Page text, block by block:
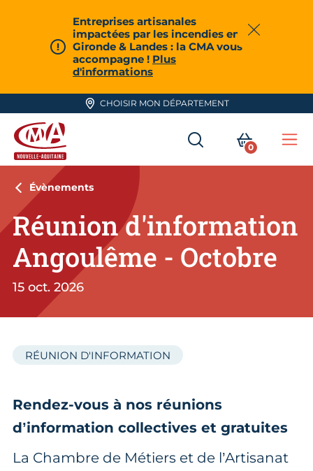
Entreprises artisanales
impactées par les incendies en
Gironde & Landes : la CMA vous
accompagne ! Plus
d'informations
Fermer
CHOISIR MON DÉPARTEMENT
CMA Nouvelle-Aquitaine
RECHERCHER
MON
0
Évènements
Réunion d'information
Angoulême - Octobre
15 oct. 2026
RÉUNION D'INFORMATION
Rendez-vous à nos réunions
d’information collectives et gratuites
La Chambre de Métiers et de l’Artisanat